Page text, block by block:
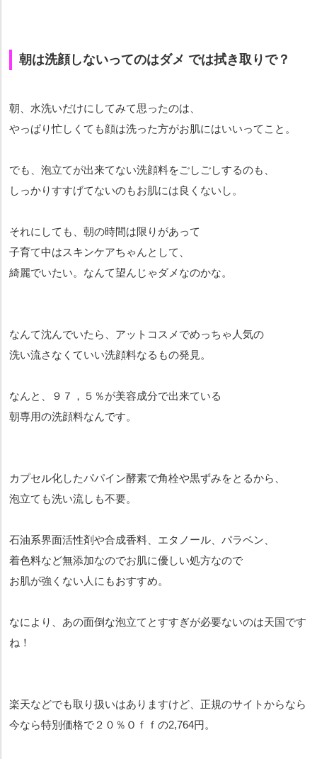
朝は洗顔しないってのはダメ では拭き取りで？
朝、水洗いだけにしてみて思ったのは、
やっぱり忙しくても顔は洗った方がお肌にはいいってこと。
でも、泡立てが出来てない洗顔料をごしごしするのも、
しっかりすすげてないのもお肌には良くないし。
それにしても、朝の時間は限りがあって
子育て中はスキンケアちゃんとして、
綺麗でいたい。なんて望んじゃダメなのかな。
なんて沈んでいたら、アットコスメでめっちゃ人気の
洗い流さなくていい洗顔料なるもの発見。
なんと、９７，５％が美容成分で出来ている
朝専用の洗顔料なんです。
カプセル化したパパイン酵素で角栓や黒ずみをとるから、
泡立ても洗い流しも不要。
石油系界面活性剤や合成香料、エタノール、パラベン、
着色料など無添加なのでお肌に優しい処方なので
お肌が強くない人にもおすすめ。
なにより、あの面倒な泡立てとすすぎが必要ないのは天国です
ね！
楽天などでも取り扱いはありますけど、正規のサイトからなら
今なら特別価格で２０％Ｏｆｆの2,764円。